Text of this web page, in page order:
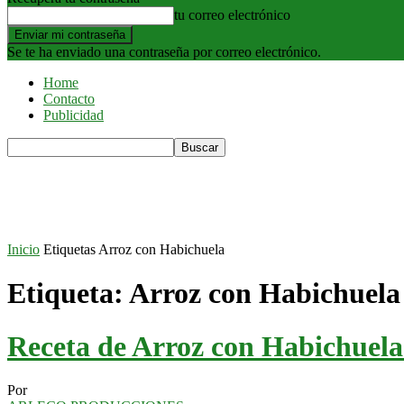
tu correo electrónico
Se te ha enviado una contraseña por correo electrónico.
Home
Contacto
Publicidad
Inicio Etiquetas Arroz con Habichuela
Etiqueta: Arroz con Habichuela
Receta de Arroz con
Por